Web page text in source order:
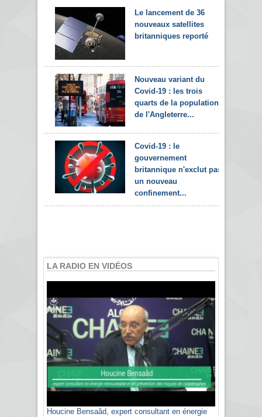
Le lancement de 36
nouveaux satellites
britanniques reporté
Nouveau variant du
Covid-19 : les trois
quarts de la population
de l'Angleterre...
Covid-19 : le
gouvernement
britannique n'exclut pas
un nouveau
confinement...
LA RADIO EN VIDÉOS
Houcine Bensaâd, expert consultant en énergie